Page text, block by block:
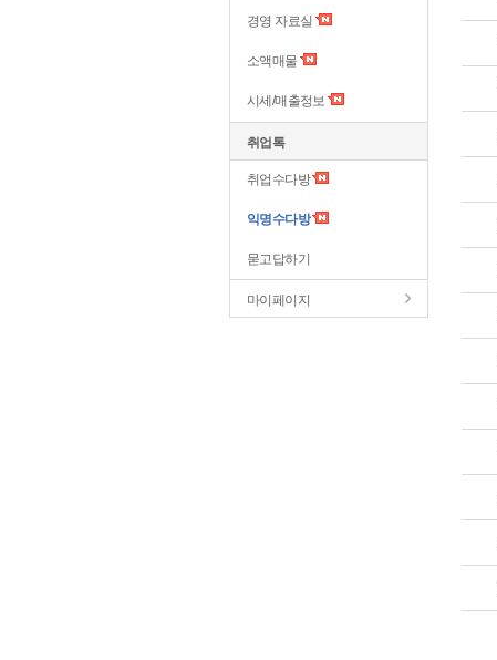
경영 자료실
소액매물
시세/매출정보
취업톡
취업수다방
익명수다방
묻고답하기
마이페이지